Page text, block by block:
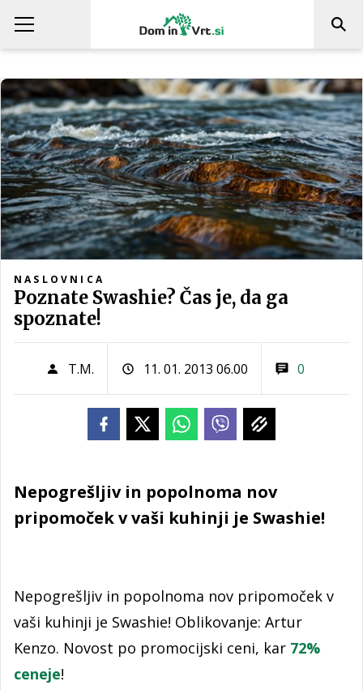
NASLOVNICA
Poznate Swashie? Čas je, da ga
spoznate!
T.M. 11. 01. 2013 06.00 0
Nepogrešljiv in popolnoma nov
pripomoček v vaši kuhinji je Swashie!
Nepogrešljiv in popolnoma nov pripomoček v
vaši kuhinji je Swashie! Oblikovanje: Artur
Kenzo. Novost po promocijski ceni, kar 72%
ceneje!